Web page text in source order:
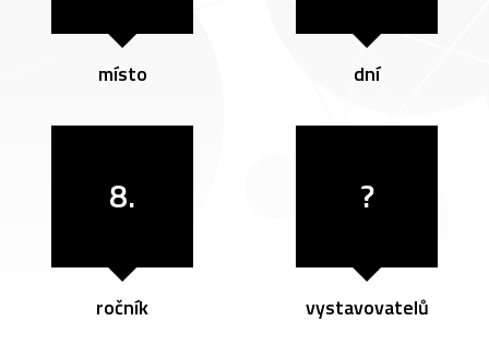
místo dní
8.
ročník
?
vystavovatelů